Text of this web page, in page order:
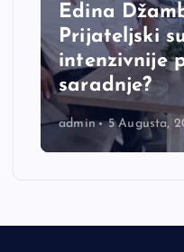
Edina
Prijateljski
intenzivnije
saradnje?
admin 5 Augusta,